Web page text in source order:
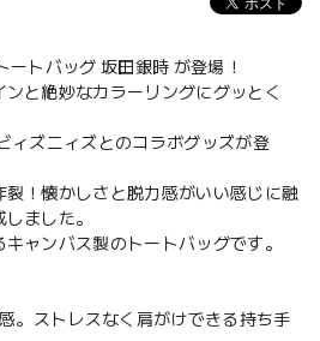
トバッグ 坂田銀時 が登場！
と絶妙なカラーリングにグッとく
ィズニィズとのコラボグッズが登
！懐かしさと脱力感がいい感じに融
ました。
ャンバス製のトートバッグです。
。ストレスなく肩がけできる持ち手